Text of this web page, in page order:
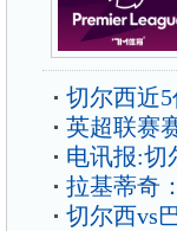
切尔西近
英超联赛
电讯报:切
拉基蒂奇
切尔西vs